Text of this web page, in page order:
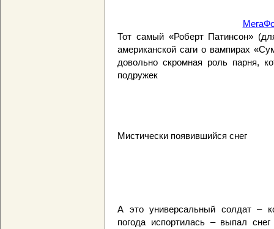
Тот самый «Роберт Патинсон»
американской саги о вампирах
довольно скромная роль парня,
подружек
Мистически появившийся снег
А это универсальный солдат –
погода испортилась – выпал